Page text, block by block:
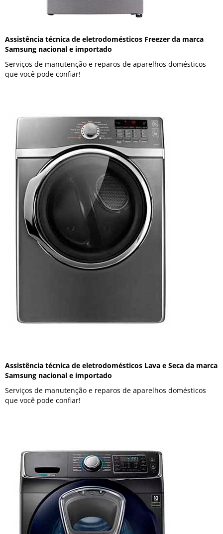
Assistência técnica de eletrodomésticos Freezer da marca
Samsung nacional e importado
Serviços de manutenção e reparos de aparelhos domésticos
que você pode confiar!
Assistência técnica de eletrodomésticos Lava e Seca da marca
Samsung nacional e importado
Serviços de manutenção e reparos de aparelhos domésticos
que você pode confiar!